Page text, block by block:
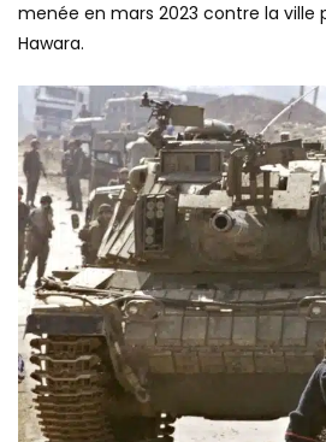
menée en mars 2023 contre la ville
Hawara.